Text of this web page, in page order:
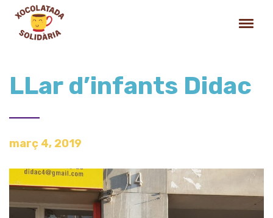
LLar d’infants Didac
març 4, 2019